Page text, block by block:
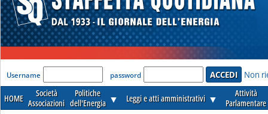
'Modulo Login per accedere'
Username password Non
HOME
Società
Associazioni
Politiche
dell'Energia ▼ Leggi e atti amministrativi ▼
Attività
Parlamentare